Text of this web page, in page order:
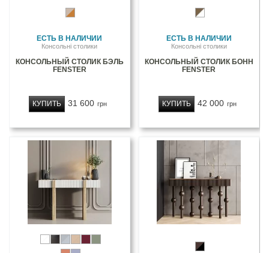
ЕСТЬ В НАЛИЧИИ
Консольні столики
КОНСОЛЬНЫЙ СТОЛИК БЭЛЬ
FENSTER
31 600 грн
КУПИТЬ
ЕСТЬ В НАЛИЧИИ
Консольні столики
КОНСОЛЬНЫЙ СТОЛИК БОНН
FENSTER
42 000 грн
КУПИТЬ